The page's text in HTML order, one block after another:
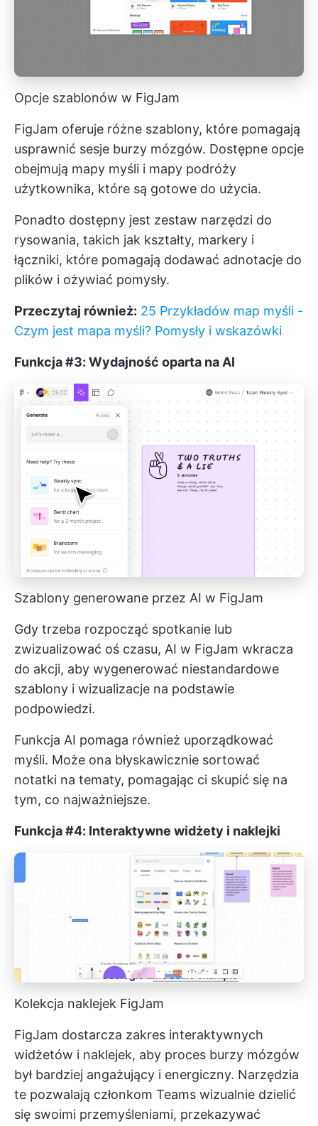
Opcje szablonów w FigJam
FigJam oferuje różne szablony, które pomagają
usprawnić sesje burzy mózgów. Dostępne opcje
obejmują mapy myśli i mapy podróży
użytkownika, które są gotowe do użycia.
Ponadto dostępny jest zestaw narzędzi do
rysowania, takich jak kształty, markery i
łączniki, które pomagają dodawać adnotacje do
plików i ożywiać pomysły.
Przeczytaj również: 25 Przykładów map myśli -
Czym jest mapa myśli? Pomysły i wskazówki
Funkcja #3: Wydajność oparta na AI
Szablony generowane przez AI w FigJam
Gdy trzeba rozpocząć spotkanie lub
zwizualizować oś czasu, AI w FigJam wkracza
do akcji, aby wygenerować niestandardowe
szablony i wizualizacje na podstawie
podpowiedzi.
Funkcja AI pomaga również uporządkować
myśli. Może ona błyskawicznie sortować
notatki na tematy, pomagając ci skupić się na
tym, co najważniejsze.
Funkcja #4: Interaktywne widżety i naklejki
Kolekcja naklejek FigJam
FigJam dostarcza zakres interaktywnych
widżetów i naklejek, aby proces burzy mózgów
był bardziej angażujący i energiczny. Narzędzia
te pozwalają członkom Teams wizualnie dzielić
się swoimi przemyśleniami, przekazywać